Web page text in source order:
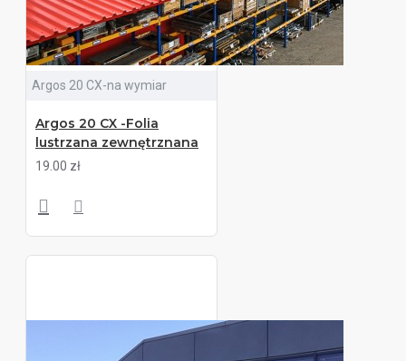
Argos 20 CX-na wymiar
Argos 20 CX -Folia
lustrzana zewnętrznana
19.00 zł